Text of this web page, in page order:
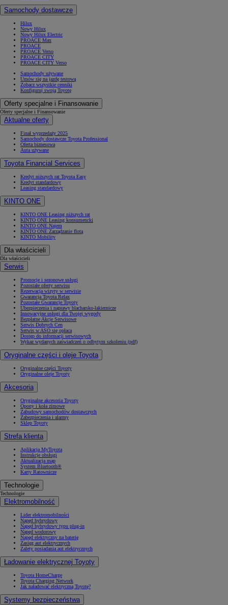
Samochody dostawcze
Hilux
Nowy Hilux
Nowy Hilux Electric
PROACE Max
PROACE
PROACE Verso
PROACE CITY
PROACE CITY Verso
Samochody używane
Umów się na jazdę testową
Zobacz wszystkie cenniki
Konfiguruj swoją Toyotę
Oferty specjalne i Finansowanie
Oferty specjalne i Finansowanie
Aktualne oferty
Finał wyprzedaży 2025
Samochody dostawcze Toyota Professional
Oferta biznesowa
Auta używane
Toyota Financial Services
Kredyt niższych rat Toyota Easy
Kredyt standardowy
Leasing standardowy
KINTO ONE
KINTO ONE Leasing niższych rat
KINTO ONE Leasing konsumencki
KINTO ONE Najem
KINTO ONE Zarządzanie flotą
KINTO Mobility
Dla właścicieli
Dla właścicieli
Serwis
Promocje i sezonowe usługi
Pozostałe oferty serwisu
Rezerwacja wizyty w serwisie
Gwarancja Toyota Relax
Pozostałe Gwarancje Toyoty
Ubezpieczenia i naprawy blacharsko-lakiernicze
Innowacyjne usługi dla Twojej wygody
Bezpłatne Akcje Serwisowe
Serwis Dobrych Cen
Serwis w ASO się opłaca
Dostęp do informacji serwisowych
Wykaz wydanych zaświadczeń o odbytym szkoleniu (pdf)
Oryginalne części i oleje Toyota
Oryginalne części Toyoty
Oryginalne oleje Toyoty
Akcesoria
Oryginalne akcesoria Toyoty
Opony i koła zimowe
Zabudowy samochodów dostawczych
Zabezpieczenia i alarmy
Sklep Toyoty
Strefa klienta
Aplikacja MyToyota
Instrukcje obsługi
Aktualizacja map
System Bluetooth®
Karty Ratownicze
Technologie
Technologie
Elektromobilność
Lider elektromobilności
Napęd hybrydowy
Napęd hybrydowy typu plug-in
Napęd wodorowy
Napęd elektryczny na baterię
Zasięg aut elektrycznych
Zalety posiadania aut elektrycznych
Ładowanie elektrycznej Toyoty
Toyota HomeCharge
Toyota Charging Network
Jak naładować elektryczną Toyotę?
Systemy bezpieczeństwa